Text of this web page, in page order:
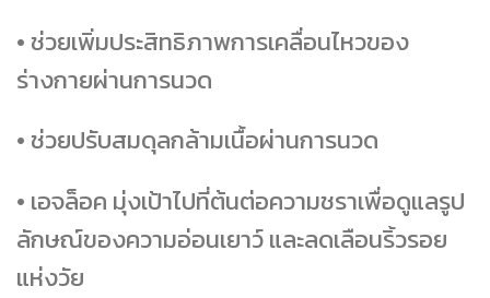
• ช่วยเพิ่มประสิทธิภาพการเคลื่อนไหวของ
ร่างกายผ่านการนวด
• ช่วยปรับสมดุลกล้ามเนื้อผ่านการนวด
• เอจล็อค มุ่งเป้าไปที่ต้นต่อความชราเพื่อดูแลรูป
ลักษณ์ของความอ่อนเยาว์ และลดเลือนริ้วรอย
แห่งวัย